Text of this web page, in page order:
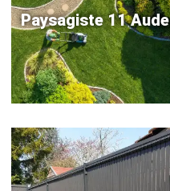
Paysagiste 11 Aude